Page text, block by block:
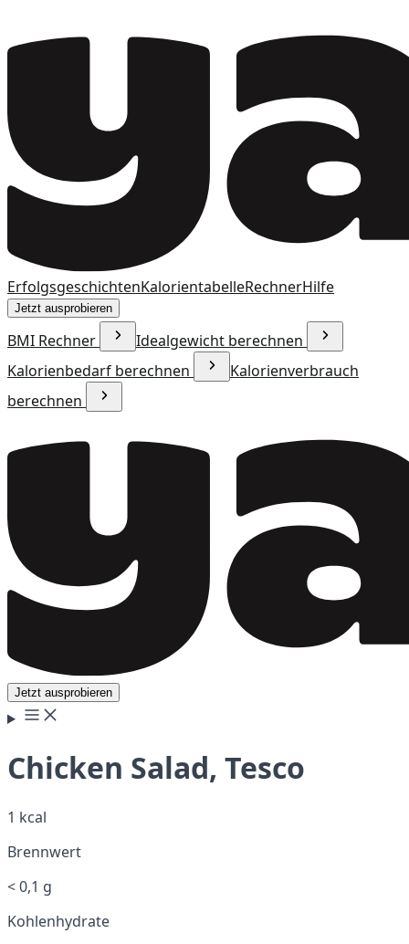
ErfolgsgeschichtenKalorientabelleRechnerHilfe
Jetzt ausprobieren
BMI Rechner
Idealgewicht berechnen
Kalorienbedarf berechnen
Kalorienverbrauch
berechnen
Jetzt ausprobieren
Chicken Salad, Tesco
1 kcal
Brennwert
< 0,1 g
Kohlenhydrate